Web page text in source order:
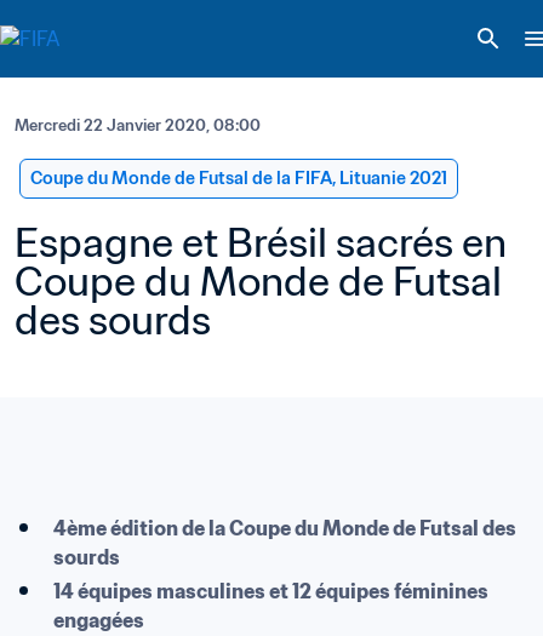
Mercredi 22 Janvier 2020, 08:00
Coupe du Monde de Futsal de la FIFA, Lituanie 2021
Espagne et Brésil sacrés en
Coupe du Monde de Futsal
des sourds
4ème édition de la Coupe du Monde de Futsal des
sourds
14 équipes masculines et 12 équipes féminines
engagées